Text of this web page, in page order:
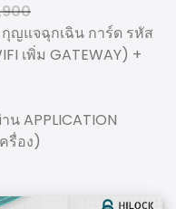
ญแจฉุกเฉิน การ์ด รหัส
เพิ่ม GATEWAY) +
น APPLICATION
รื่อง)